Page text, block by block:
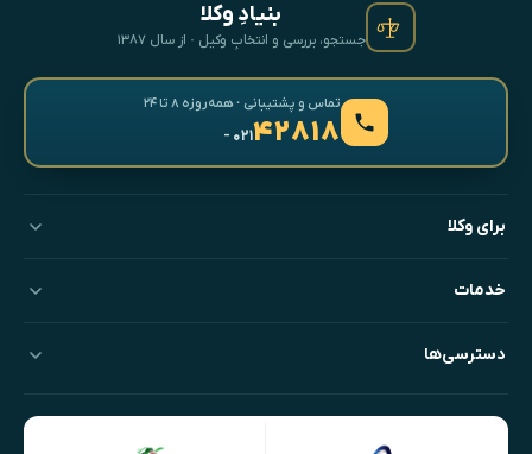
بنیادِ وکلا
جستجو، بررسی و انتخابِ وکیل · از سال ۱۳۸۷
تماس و پشتیبانی · همه‌روزه ۸ تا ۲۴
۴۲۸۱۸- ۰۲۱
برای وکلا
خدمات
دسترسی‌ها